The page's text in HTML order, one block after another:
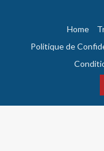
Home
Politique de